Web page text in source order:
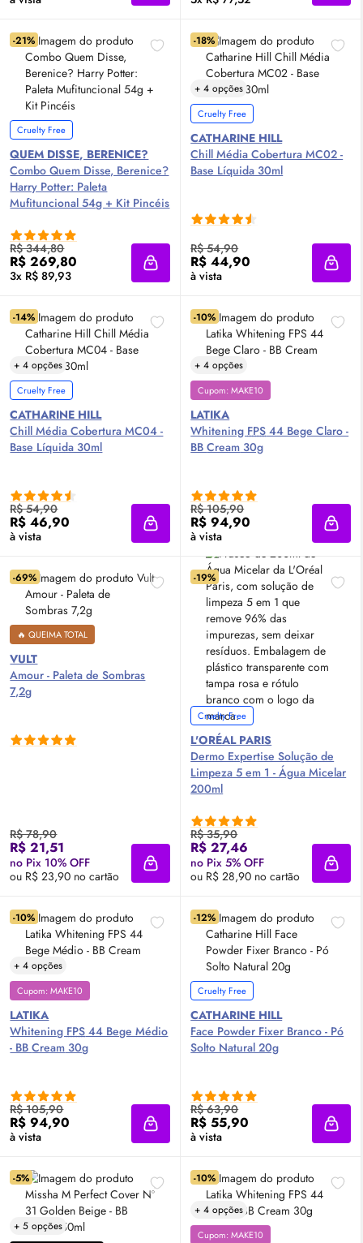
-21%
Cruelty Free
QUEM DISSE, BERENICE?
Combo Quem Disse, Berenice?
Harry Potter: Paleta
Mufituncional 54g + Kit Pincéis
R$ 344,80
R$ 269,80
3x R$ 89,93 Adicionar à sacola
-18%
+ 4 opções
Cruelty Free
CATHARINE HILL
Chill Média Cobertura MC02 -
Base Líquida 30ml
R$ 54,90
R$ 44,90
à vista
-14%
+ 4 opções
Cruelty Free
CATHARINE HILL
Chill Média Cobertura MC04 -
Base Líquida 30ml
R$ 54,90
R$ 46,90
à vista Adicionar à sacola
-10%
+ 4 opções
Cupom: MAKE10
LATIKA
Whitening FPS 44 Bege Claro -
BBCream 30g
R$ 105,90
R$ 94,90
à vista
-69%
🔥 QUEIMA TOTAL
VULT
Amour - Paleta de Sombras
7,2g
R$ 78,90
R$ 21,51
no Pix 10% OFF
ou R$ 23,90 no cartão
Adicionar à sacola
-19%
Cruelty Free
L'ORÉAL PARIS
Dermo Expertise Solução de
Limpeza 5 em 1 - Água Micelar
200ml
R$ 35,90
R$ 27,46
no Pix 5% OFF
ou R$ 28,90 no cartão
-10%
+ 4 opções
Cupom: MAKE10
LATIKA
Whitening FPS 44 Bege Médio
- BBCream 30g
R$ 105,90
R$ 94,90
à vista Adicionar à sacola
-12%
Cruelty Free
CATHARINE HILL
Face Powder Fixer Branco - Pó
Solto Natural 20g
R$ 63,90
R$ 55,90
à vista
-5%
+ 5 opções
-10%
+ 4 opções
Cupom: MAKE10